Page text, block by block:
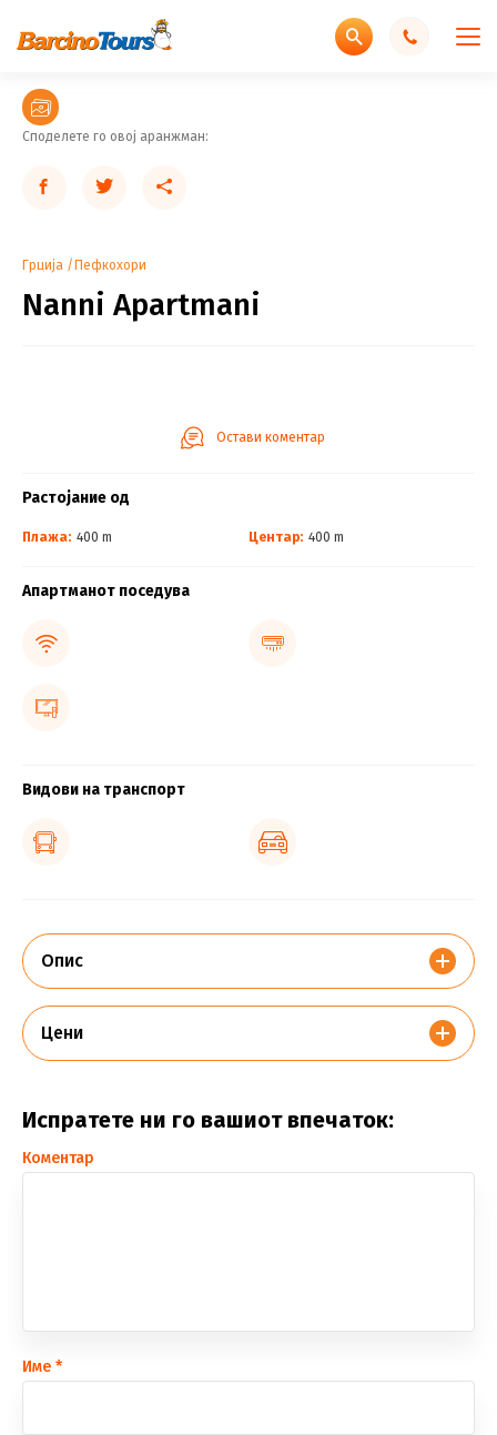
Споделете го овој аранжман:
Грција Пефкохори
Nanni Apartmani
Остави коментар
Растојание од
Плажа: 400 m Центар: 400 m
Апартманот поседува
Видови на транспорт
Опис
Цени
Испратете ни го вашиот впечаток:
Коментар
Име *